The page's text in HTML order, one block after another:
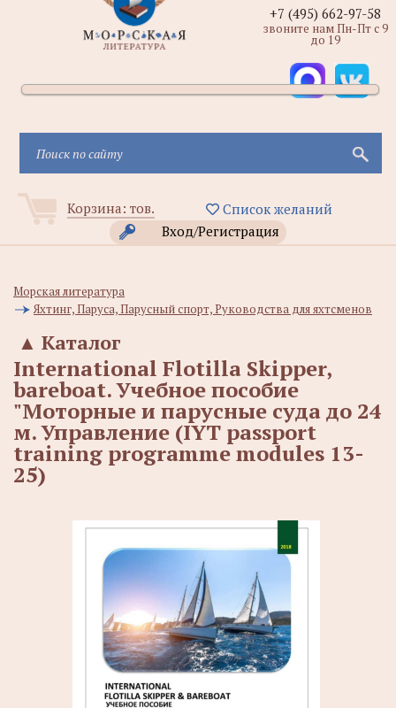
Корзина: тов.
Список желаний
Вход/Регистрация
+7 (495) 662-97-58
звоните нам Пн-Пт с 9
до 19
Морская литература
Яхтинг, Паруса, Парусный спорт, Руководства для яхтсменов
Каталог
▲
International Flotilla Skipper,
bareboat. Учебное пособие
"Моторные и парусные суда до 24
м. Управление (IYT passport
training programme modules 13-
25)